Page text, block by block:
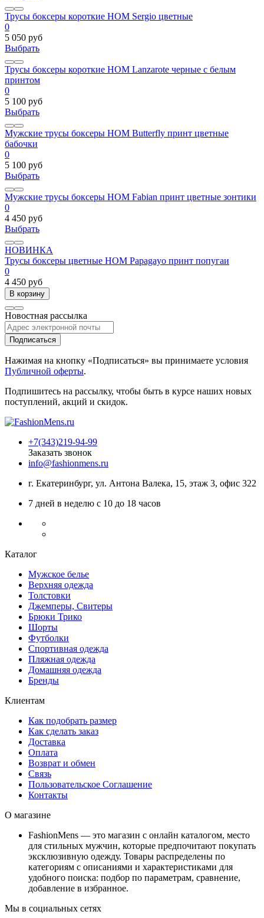
Трусы боксеры короткие HOM Sergio цветные
0
5 050 руб
Выбрать
Трусы боксеры короткие HOM Lanzarote черные с белым
принтом
0
5 100 руб
Выбрать
Мужские трусы боксеры HOM Butterfly принт цветные
бабочки
0
5 100 руб
Выбрать
Мужские трусы боксеры HOM Fabian принт цветные зонтики
0
4 450 руб
Выбрать
НОВИНКА
Трусы боксеры цветные HOM Papagayo принт попугаи
0
4 450 руб
В корзину
Новостная рассылка
Подписаться
Нажимая на кнопку «Подписаться» вы принимаете условия
Публичной оферты.
Подпишитесь на рассылку, чтобы быть в курсе наших новых
поступлений, акций и скидок.
+7(343)219-94-99
Заказать звонок
info@fashionmens.ru
г. Екатеринбург, ул. Антона Валека, 15, этаж 3, офис 322
7 дней в неделю с 10 до 18 часов
Каталог
Мужское белье
Верхняя одежда
Толстовки
Джемперы, Свитеры
Брюки Трико
Шорты
Футболки
Спортивная одежда
Пляжная одежда
Домашняя одежда
Бренды
Клиентам
Как подобрать размер
Как сделать заказ
Доставка
Оплата
Возврат и обмен
Связь
Пользовательское Соглашение
Контакты
О магазине
FashionMens — это магазин с онлайн каталогом, место
для стильных мужчин, которые предпочитают покупать
эксклюзивную одежду. Товары распределены по
категориям с описаниями и характеристиками для
удобного поиска: подбор по параметрам, сравнение,
добавление в избранное.
Мы в социальных сетях